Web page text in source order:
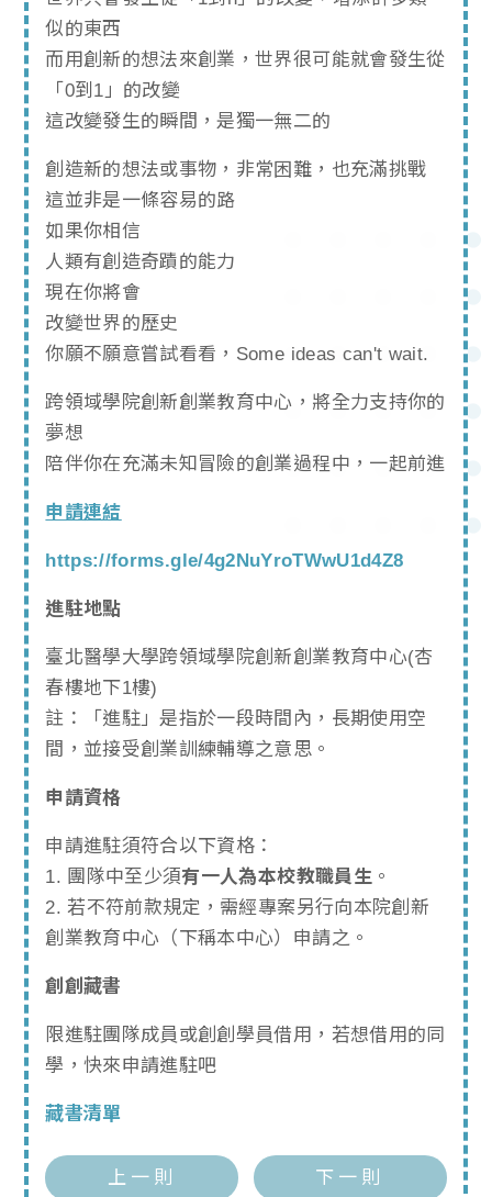
似的東西
而用創新的想法來創業，世界很可能就會發生從
「0到1」的改變
這改變發生的瞬間，是獨一無二的
創造新的想法或事物，非常困難，也充滿挑戰
這並非是一條容易的路
如果你相信
人類有創造奇蹟的能力
現在你將會
改變世界的歷史
你願不願意嘗試看看，Some ideas can't wait.
跨領域學院創新創業教育中心，將全力支持你的
夢想
陪伴你在充滿未知冒險的創業過程中，一起前進
申請連結
https://forms.gle/4g2NuYroTWwU1d4Z8
進駐地點
臺北醫學大學跨領域學院創新創業教育中心(杏
春樓地下1樓)
註：「進駐」是指於一段時間內，長期使用空
間，並接受創業訓練輔導之意思。
申請資格
申請進駐須符合以下資格：
1. 團隊中至少須有一人為本校教職員生。
2. 若不符前款規定，需經專案另行向本院創新
創業教育中心（下稱本中心）申請之。
創創藏書
限進駐團隊成員或創創學員借用，若想借用的同
學，快來申請進駐吧
藏書清單
上一則 下一則